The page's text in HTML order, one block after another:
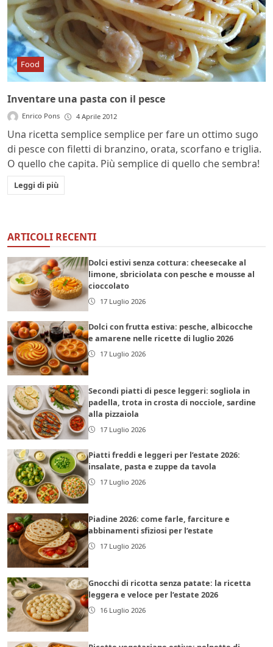
Food
Inventare una pasta con il pesce
Enrico Pons 4 Aprile 2012
Una ricetta semplice semplice per fare un ottimo sugo
di pesce con filetti di branzino, orata, scorfano e triglia.
O quello che capita. Più semplice di quello che sembra!
Leggi di più
ARTICOLI RECENTI
Dolci estivi senza cottura: cheesecake al
limone, sbriciolata con pesche e mousse al
cioccolato
17 Luglio 2026
Dolci con frutta estiva: pesche, albicocche
e amarene nelle ricette di luglio 2026
17 Luglio 2026
Secondi piatti di pesce leggeri: sogliola in
padella, trota in crosta di nocciole, sardine
alla pizzaiola
17 Luglio 2026
Piatti freddi e leggeri per l’estate 2026:
insalate, pasta e zuppe da tavola
17 Luglio 2026
Piadine 2026: come farle, farciture e
abbinamenti sfiziosi per l’estate
17 Luglio 2026
Gnocchi di ricotta senza patate: la ricetta
leggera e veloce per l’estate 2026
16 Luglio 2026